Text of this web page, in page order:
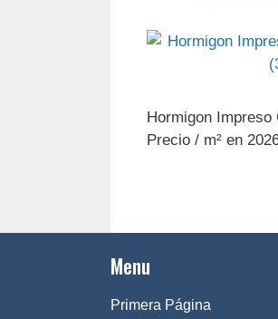
Hormigon
Precio / m² en
Menu
Primera Página